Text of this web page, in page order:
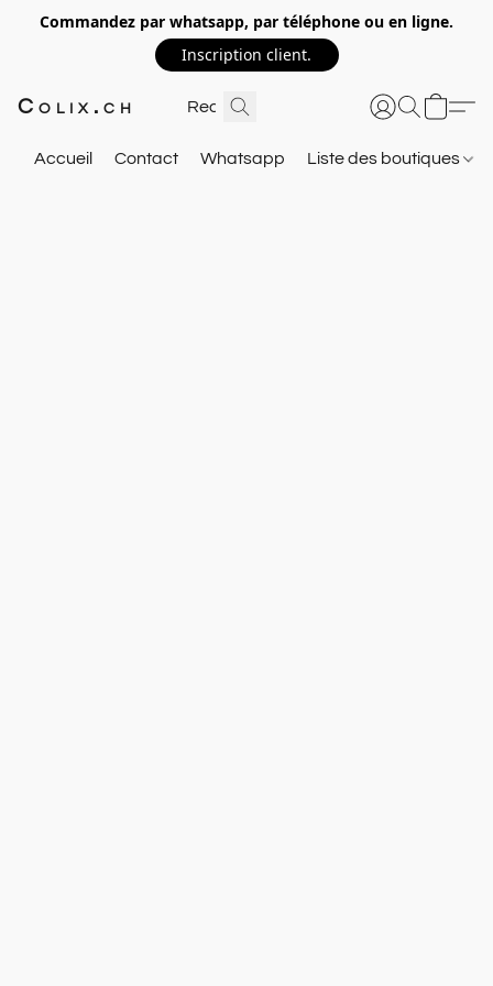
Commandez par whatsapp, par téléphone ou en ligne.
Inscription client.
Colix.ch
Accueil Contact Whatsapp Liste des boutiques